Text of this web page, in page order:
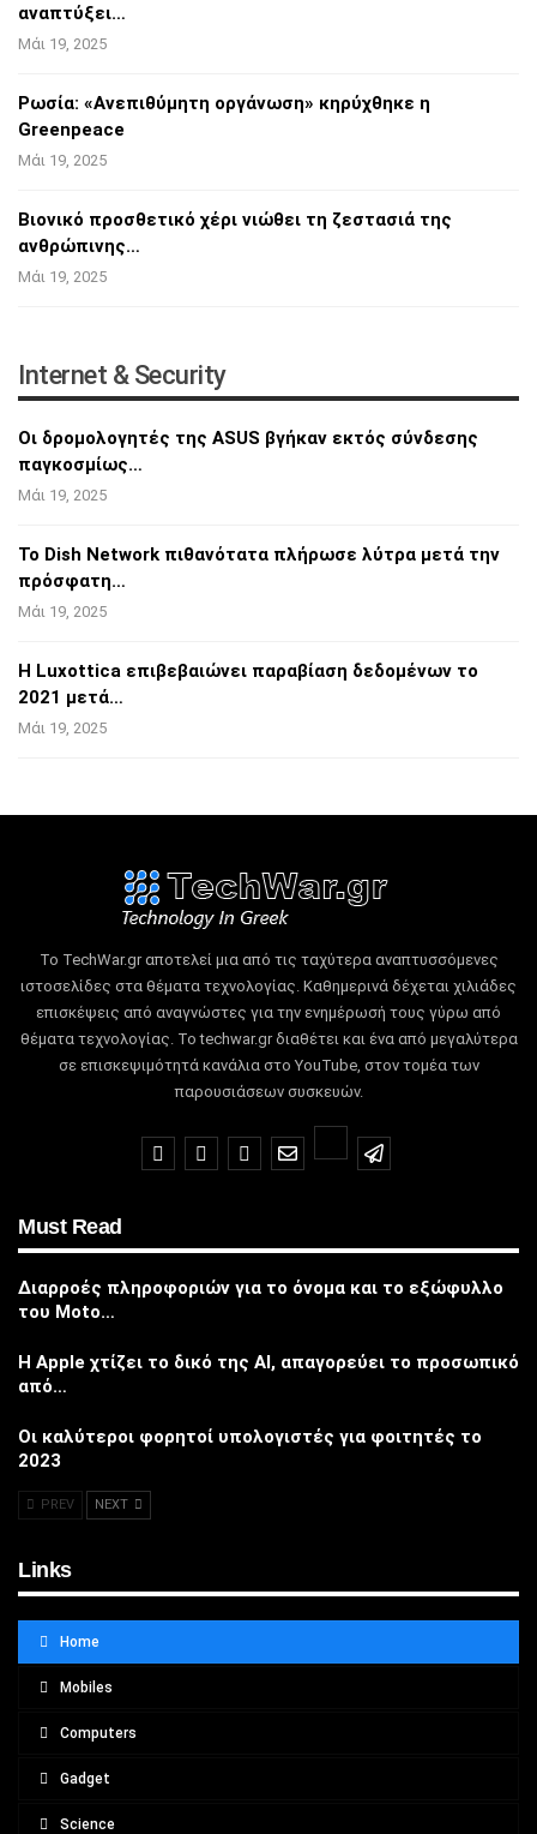
αναπτύξει…
Μάι 19, 2025
Ρωσία: «Ανεπιθύμητη οργάνωση» κηρύχθηκε η
Greenpeace
Μάι 19, 2025
Βιονικό προσθετικό χέρι νιώθει τη ζεστασιά της
ανθρώπινης…
Μάι 19, 2025
Internet & Security
Οι δρομολογητές της ASUS βγήκαν εκτός σύνδεσης
παγκοσμίως…
Μάι 19, 2025
Το Dish Network πιθανότατα πλήρωσε λύτρα μετά την
πρόσφατη…
Μάι 19, 2025
Η Luxottica επιβεβαιώνει παραβίαση δεδομένων το
2021 μετά…
Μάι 19, 2025
Το TechWar.gr αποτελεί μια από τις ταχύτερα αναπτυσσόμενες
ιστοσελίδες στα θέματα τεχνολογίας. Καθημερινά δέχεται χιλιάδες
επισκέψεις από αναγνώστες για την ενημέρωσή τους γύρω από
θέματα τεχνολογίας. Το techwar.gr διαθέτει και ένα από μεγαλύτερα
σε επισκεψιμότητά κανάλια στο YouTube, στον τομέα των
παρουσιάσεων συσκευών.
Must Read
Διαρροές πληροφοριών για το όνομα και το εξώφυλλο
του Moto…
Η Apple χτίζει το δικό της AI, απαγορεύει το προσωπικό
από…
Οι καλύτεροι φορητοί υπολογιστές για φοιτητές το
2023
PREV NEXT
Links
Home
Mobiles
Computers
Gadget
Science